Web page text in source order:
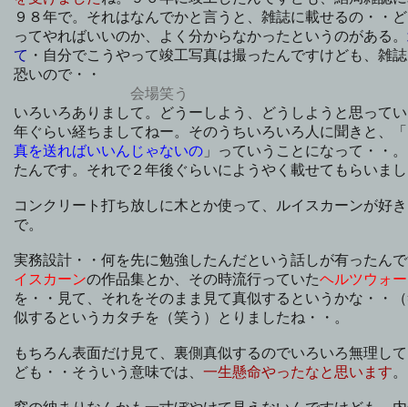
９８年で。それはなんでかと言うと、雑誌に載せるの・・
ってやればいいのか、よく分からなかったというのがある。
て ・自分でこうやって竣工写真は撮ったんですけども、雑
恐いので・・
会場笑う
いろいろありまして。どうーしよう、どうしようと思って
年ぐらい経ちましてねー。そのうちいろいろ人に聞きと、「
真を送ればいいんじゃないの 」っていうことになって・・
たんです。それで２年後ぐらいにようやく載せてもらいま
コンクリート打ち放しに木とか使って、ルイスカーンが好
で。
実務設計・・何を先に勉強したんだという話しが有ったん
イスカーンの作品集とか、その時流行っていたヘルツウォ
を・・見て、それをそのまま見て真似するというかな・・
似するというカタチを（笑う）とりましたね・・。
もちろん表面だけ見て、裏側真似するのでいろいろ無理し
ども・・そういう意味では、 一生懸命やったなと思います。